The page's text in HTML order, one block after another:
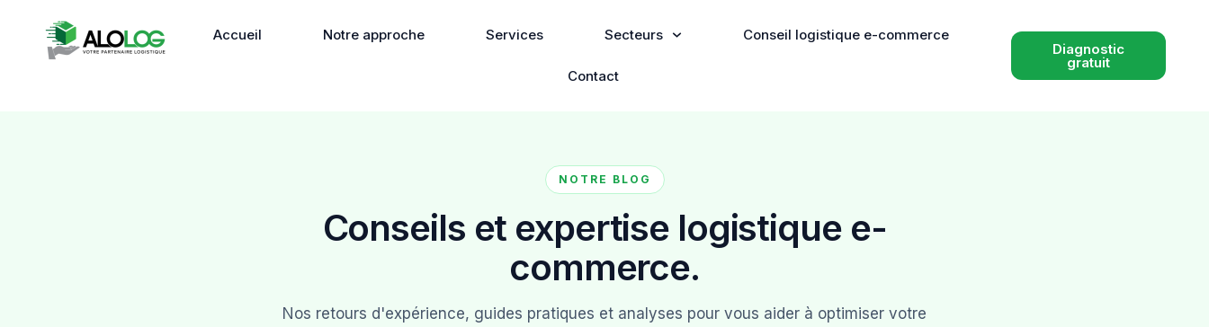
Accueil Notre approche Services Secteurs Conseil logistique e-commerce
Contact
Diagnostic
gratuit
NOTRE BLOG
Conseils et expertise logistique e-
commerce.
Nos retours d'expérience, guides pratiques et analyses pour vous aider à optimiser votre